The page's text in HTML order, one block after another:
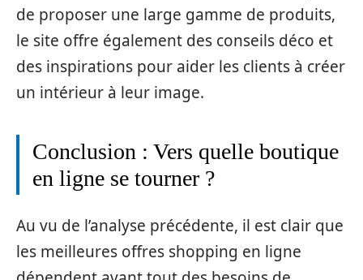
de proposer une large gamme de produits,
le site offre également des conseils déco et
des inspirations pour aider les clients à créer
un intérieur à leur image.
Conclusion : Vers quelle boutique
en ligne se tourner ?
Au vu de l’analyse précédente, il est clair que
les meilleures offres shopping en ligne